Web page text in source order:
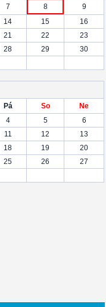
7 8
9
14 15
16
21 22
23
28 29
30
Pá So
Ne
4 5
6
11 12
13
18 19
20
25 26
27